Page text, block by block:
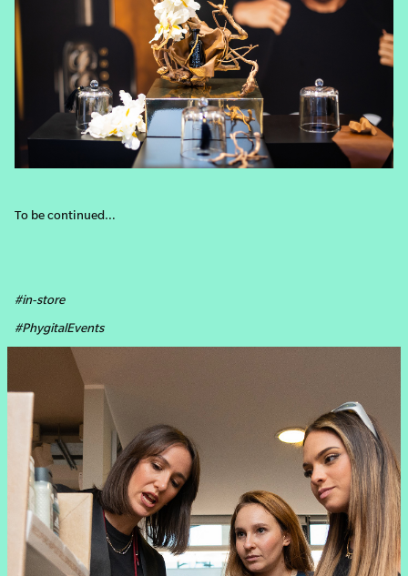
To be continued…
#in-store
#PhygitalEvents